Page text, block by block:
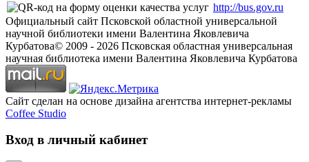
http://bus.gov.ru
Официальный сайт Псковской областной универсальной
научной библиотеки имени Валентина Яковлевича
Курбатова© 2009 - 2026 Псковская областная универсальная
научная библиотека имени Валентина Яковлевича Курбатова
Сайт сделан на основе дизайна агентства интернет-рекламы
Coffee Studio
Вход в личный кабинет